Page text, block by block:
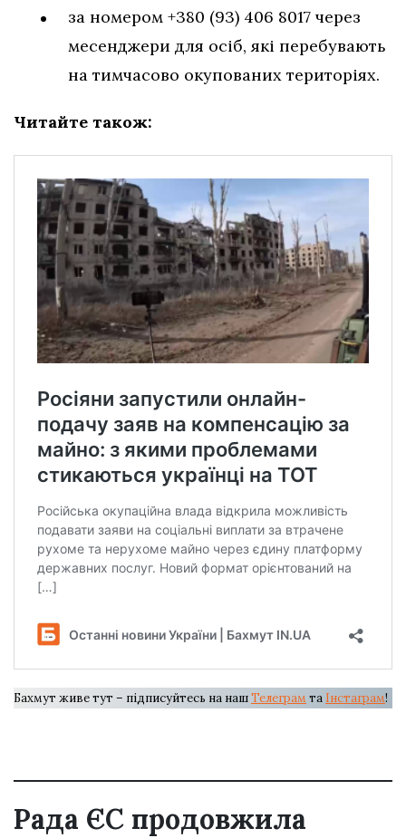
за номером +380 (93) 406 8017 через
месенджери для осіб, які перебувають
на тимчасово окупованих територіях.
Читайте також:
Бахмут живе тут – підписуйтесь на нашТелеграм та Інстаграм!
Рада ЄС продовжила